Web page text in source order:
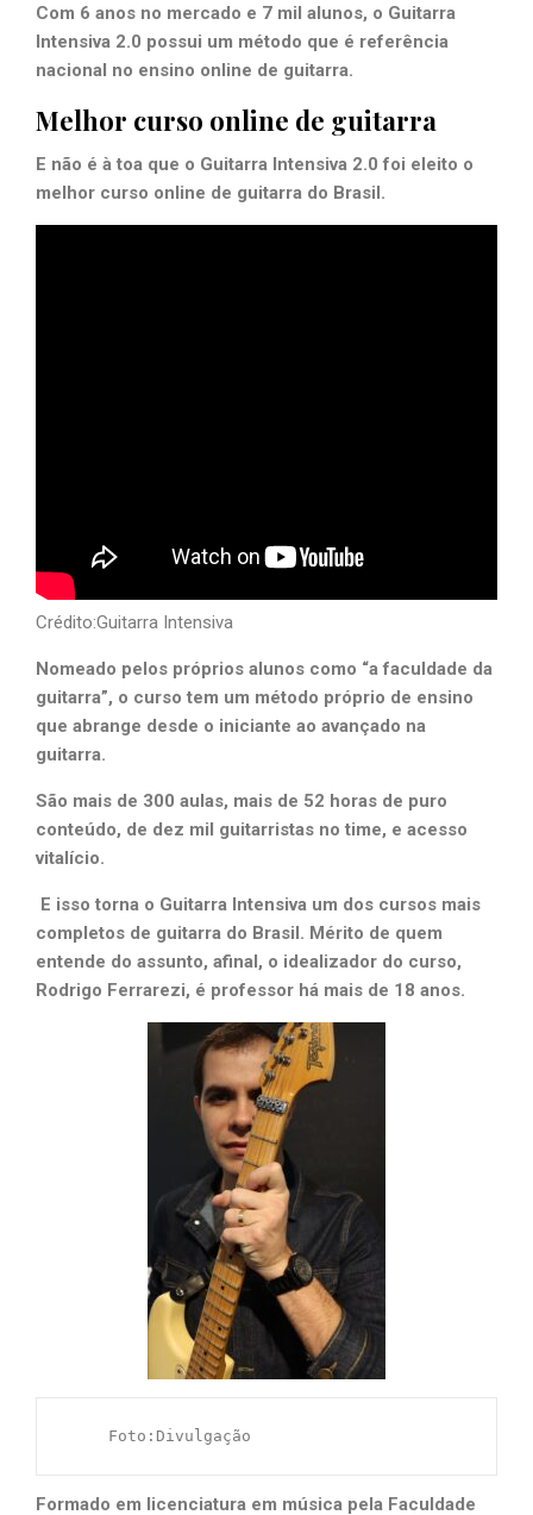
Com 6 anos no mercado e 7 mil alunos, o Guitarra
Intensiva 2.0 possui um método que é referência
nacional no ensino online de guitarra.
Melhor curso online de guitarra
E não é à toa que o Guitarra Intensiva 2.0 foi eleito o
melhor curso online de guitarra do Brasil.
Crédito:Guitarra Intensiva
Nomeado pelos próprios alunos como “a faculdade da
guitarra”, o curso tem um método próprio de ensino
que abrange desde o iniciante ao avançado na
guitarra.
São mais de 300 aulas, mais de 52 horas de puro
conteúdo, de dez mil guitarristas no time, e acesso
vitalício.
E isso torna o Guitarra Intensiva um dos cursos mais
completos de guitarra do Brasil. Mérito de quem
entende do assunto, afinal, o idealizador do curso,
Rodrigo Ferrarezi, é professor há mais de 18 anos.
     Foto:Divulgação
Formado em licenciatura em música pela Faculdade